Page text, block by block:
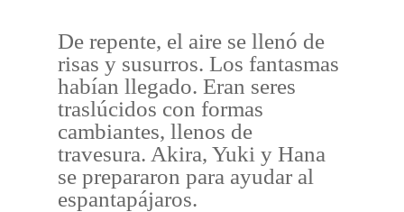
De repente, el aire se llenó de
risas y susurros. Los fantasmas
habían llegado. Eran seres
traslúcidos con formas
cambiantes, llenos de
travesura. Akira, Yuki y Hana
se prepararon para ayudar al
espantapájaros.